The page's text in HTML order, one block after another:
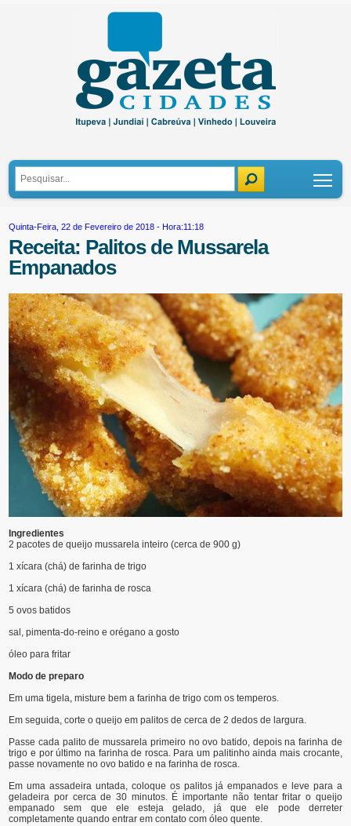
Quinta-Feira, 22 de Fevereiro de 2018 - Hora:11:18
Receita: Palitos de Mussarela
Empanados
Ingredientes
2 pacotes de queijo mussarela inteiro (cerca de 900 g)
1 xícara (chá) de farinha de trigo
1 xícara (chá) de farinha de rosca
5 ovos batidos
sal, pimenta-do-reino e orégano a gosto
óleo para fritar
Modo de preparo
Em uma tigela, misture bem a farinha de trigo com os temperos.
Em seguida, corte o queijo em palitos de cerca de 2 dedos de largura.
Passe cada palito de mussarela primeiro no ovo batido, depois na farinha de
trigo e por último na farinha de rosca. Para um palitinho ainda mais crocante,
passe novamente no ovo batido e na farinha de rosca.
Em uma assadeira untada, coloque os palitos já empanados e leve para a
geladeira por cerca de 30 minutos. É importante não tentar fritar o queijo
empanado sem que ele esteja gelado, já que ele pode derreter
completamente quando entrar em contato com óleo quente.